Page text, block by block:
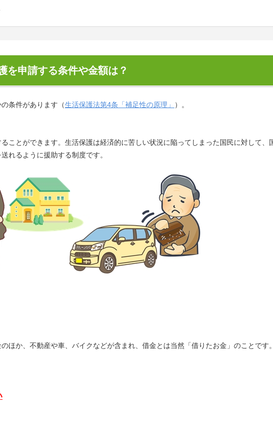
を申請する条件や金額は？
条件があります（生活保護法第4条「補足性の原理」 ）。
ことができます。生活保護は経済的に苦しい状況に陥ってしまった国民に対して、
れるように援助する制度です。
ほか、不動産や車、バイクなどが含まれ、借金とは当然「借りたお金」のことです。